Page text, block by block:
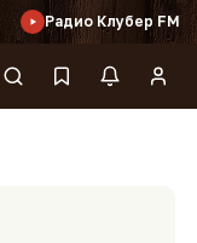
Радио Клубер FM